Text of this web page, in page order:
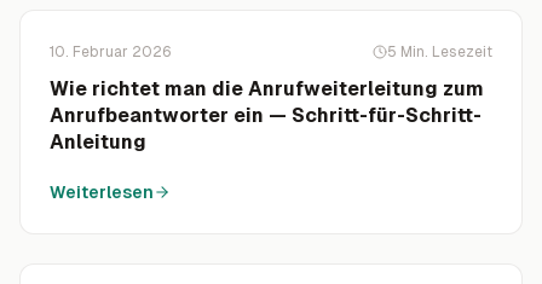
10. Februar 2026 5 Min. Lesezeit
Wie richtet man die Anrufweiterleitung zum
Anrufbeantworter ein — Schritt-für-Schritt-
Anleitung
Weiterlesen